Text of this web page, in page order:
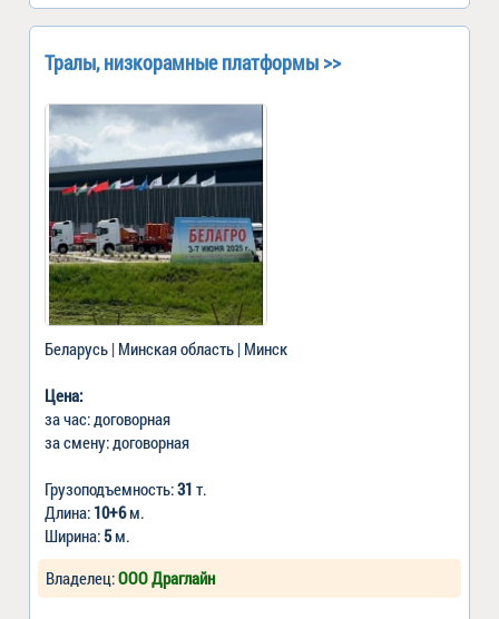
Тралы, низкорамные платформы >>
Беларусь | Минская область | Минск
Цена:
за час: договорная
за смену: договорная
Грузоподъемность:31 т.
Длина: 10+6м.
Ширина: 5м.
Владелец:ООО Драглайн